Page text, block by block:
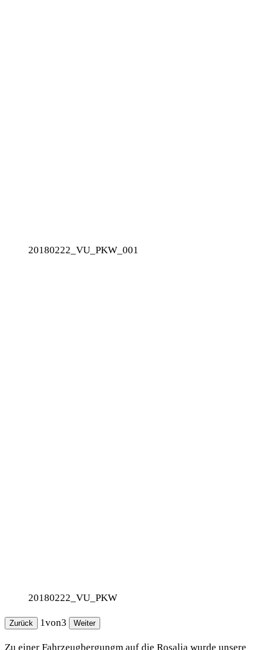
20180222_VU_PKW_001
20180222_VU_PKW
Zurück 1von3 Weiter
Zu einer Fahrzeugbergungm auf die Rosalia wurde unsere